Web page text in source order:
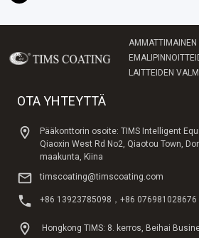
AMMATTIMAINEN
LAITTEIDEN
OTA YHTEYTTÄ
Pääkonttorin osoite: TIMS Intelligent
Qiaoxin West Rd No2, Qiaotou Town,
maakunta, Kiina
timscoating@timscoating.com
+86 13923785098，+86 076981028676
Hongkong TIMS: 8. kerros, Beihai